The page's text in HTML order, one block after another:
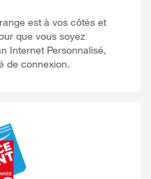
est à vos côtés et
que vous soyez
Internet Personnalisé,
de connexion.